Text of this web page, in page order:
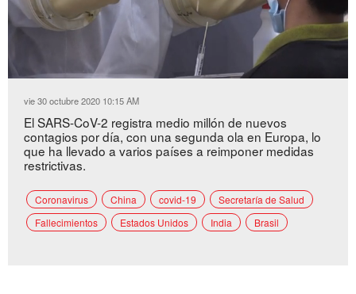
31.35%
vie 30 octubre 2020 10:15 AM
El SARS-CoV-2 registra medio millón de nuevos
contagios por día, con una segunda ola en Europa, lo
que ha llevado a varios países a reimponer medidas
restrictivas.
Coronavirus China covid-19
Secretaría de Salud
Fallecimientos
Estados Unidos India Brasil